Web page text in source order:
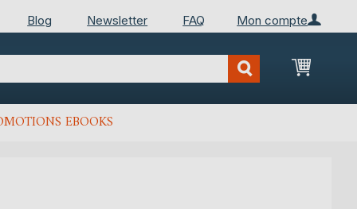
Mon compte
Blog Newsletter FAQ
Mon
EBOOKS